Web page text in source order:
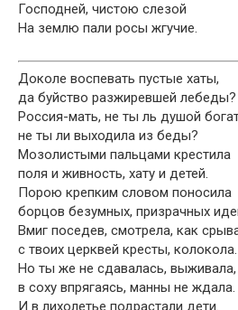
Господней, чистою слезой
На землю пали росы жгучие.
Доколе воспевать пустые хаты,
да буйство разжиревшей лебеды?
Россия-мать, не ты ль душой
не ты ли выходила из беды?
Мозолистыми пальцами крестила
поля и живность, хату и детей.
Порою крепким словом поносила
борцов безумных, призрачных
Вмиг поседев, смотрела, как
с твоих церквей кресты, колокола.
Но ты же не сдавалась, выживала,
в соху впрягаясь, манны не ждала.
И в лихолетье подрастали дети.